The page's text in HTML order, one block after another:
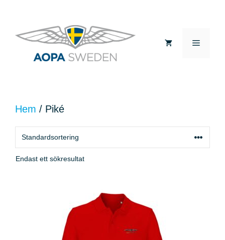
Hem / Piké
Endast ett sökresultat